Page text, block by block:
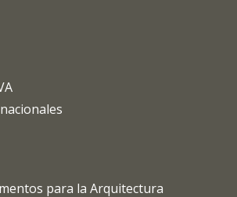
para la Arquitectura